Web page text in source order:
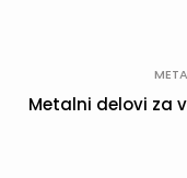
Metalni delovi za